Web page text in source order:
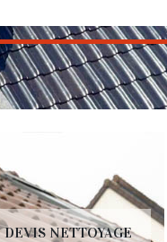
DEVIS NETTOYAGE